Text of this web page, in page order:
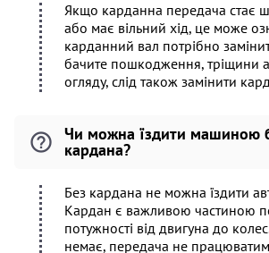
Якщо карданна передача стає
або має вільний хід, це може
карданний вал потрібно
бачите пошкодження, тріщини
огляду, слід також замінити
Чи можна їздити машиною
кардана?
Без кардана не можна їздити
Кардан є важливою частиною
потужності від двигуна до
немає, передача не